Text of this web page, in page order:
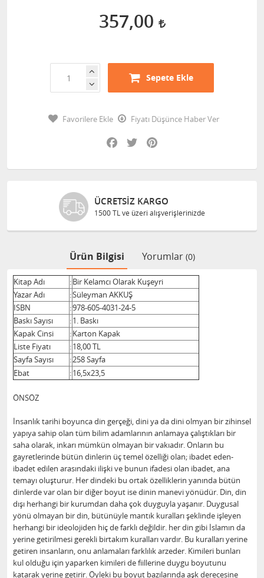
357,00
Sepete Ekle
Favorilere Ekle
Fiyatı Düşünce Haber Ver
Facebook
Twitter
Bilgileriniz 128 Bit SSL ile
Ürün Bilgisi Yorumlar (0)
Kitap Adı :Bir Kelamcı Olarak Kuşeyri
Yazar Adı
:Süleyman AKKUŞ
ISBN
:978-605-4031-24-5
Baskı Sayısı
:1. Baskı
Kapak Cinsi
:Karton Kapak
Liste Fiyatı
:18,00 TL
Sayfa Sayısı
:258 Sayfa
Ebat
:16,5x23,5
ÖNSÖZ
İnsanlık tarihi boyunca din gerçeği, dini ya da dini olmyan bir zihinsel
yapıya sahip olan tüm bilim adamlarının anlamaya çalıştıkları bir
saha olarak, inkarı mümkün olmayan bir vakıadır. Onların bu
gayretlerinde bütün dinlerin üç temel özelliği olan; ibadet eden-
ibadet edilen arasındaki ilişki ve bunun ifadesi olan ibadet, ana
temayı oluşturur. Her dindeki bu ortak özelliklerin yanında bütün
dinlerde var olan bir diğer boyut ise dinin manevi yönüdür. Din, din
dışı herhangi bir kurumdan daha çok duyguyla yaşanır. Duygusal
yönü olmayan bir din, bütünüyle mantık kuralları şeklinde işleyen
herhangi bir ideolojiden hiç de farklı değildir. her din gibi İslamın da
yerine getirilmesi gerekli birtakım kuralları vardır. Bu kuralları yerine
getiren insanların, onu anlamaları farklılık arzeder. Kimileri bunları
kul olduğu için yaparken kimileri de fiillerine duygu boyutunu
katarak yerine getirir. Öyleki bu boyut bazılarında aşk derecesine